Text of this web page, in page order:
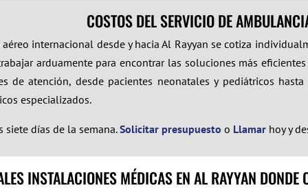
COSTOS DEL SERVICIO DE
internacional desde y hacia Al Rayyan se cotiza
arduamente para encontrar las soluciones más
de atención, desde pacientes neonatales y pediátricos
especializados.
siete días de la semana.Solicitar presupuesto o Llamarhoy y
INSTALACIONES MÉDICAS EN AL RAYYAN